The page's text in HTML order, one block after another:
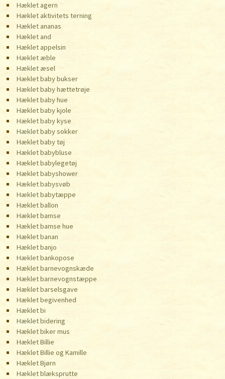
Hæklet agern
Hæklet aktivitets terning
Hæklet ananas
Hæklet and
Hæklet appelsin
Hæklet æble
Hæklet æsel
Hæklet baby bukser
Hæklet baby hættetrøje
Hæklet baby hue
Hæklet baby kjole
Hæklet baby kyse
Hæklet baby sokker
Hæklet baby tøj
Hæklet babybluse
Hæklet babylegetøj
Hæklet babyshower
Hæklet babysvøb
Hæklet babytæppe
Hæklet ballon
Hæklet bamse
Hæklet bamse hue
Hæklet banan
Hæklet banjo
Hæklet bankopose
Hæklet barnevognskæde
Hæklet barnevognstæppe
Hæklet barselsgave
Hæklet begivenhed
Hæklet bi
Hæklet bidering
Hæklet biker mus
Hæklet Billie
Hæklet Billie og Kamille
Hæklet Bjørn
Hæklet blæksprutte